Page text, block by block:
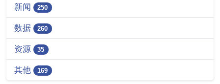
新闻 250
数据 260
资源 35
其他 169